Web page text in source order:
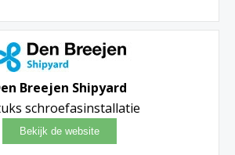
Breejen Shipyard
schroefasinstallatie